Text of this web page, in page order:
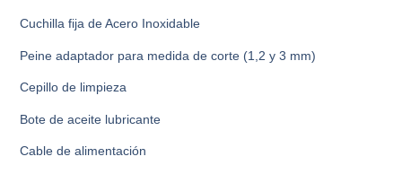
Cuchilla fija de Acero Inoxidable
Peine adaptador para medida de corte (1,2 y 3 mm)
Cepillo de limpieza
Bote de aceite lubricante
Cable de alimentación